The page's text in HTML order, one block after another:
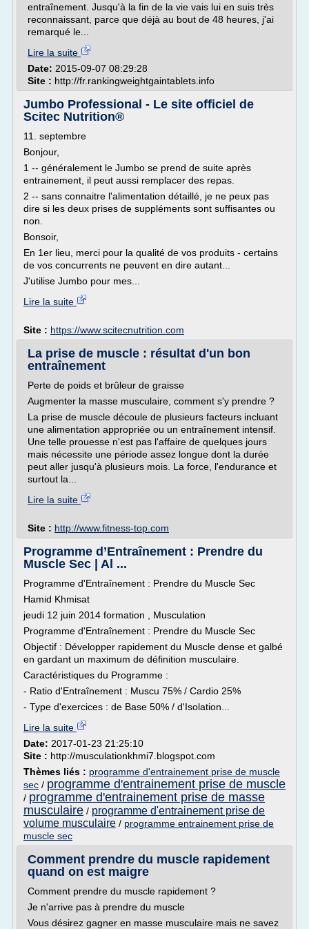
entraînement. Jusqu'à la fin de la vie vais lui en suis très
reconnaissant, parce que déjà au bout de 48 heures, j'ai
remarqué le...
Lire la suite
Date: 2015-09-07 08:29:28
Site : http://fr.rankingweightgaintablets.info
Jumbo Professional - Le site officiel de
Scitec Nutrition®
11. septembre
Bonjour,
1 -- généralement le Jumbo se prend de suite après
entrainement, il peut aussi remplacer des repas.
2 -- sans connaitre l'alimentation détaillé, je ne peux pas
dire si les deux prises de suppléments sont suffisantes ou
non.
Bonsoir,
En 1er lieu, merci pour la qualité de vos produits - certains
de vos concurrents ne peuvent en dire autant...
J'utilise Jumbo pour mes...
Lire la suite
Site : https://www.scitecnutrition.com
La prise de muscle : résultat d'un bon
entraînement
Perte de poids et brûleur de graisse
Augmenter la masse musculaire, comment s'y prendre ?
La prise de muscle découle de plusieurs facteurs incluant
une alimentation appropriée ou un entraînement intensif.
Une telle prouesse n'est pas l'affaire de quelques jours
mais nécessite une période assez longue dont la durée
peut aller jusqu'à plusieurs mois. La force, l'endurance et
surtout la...
Lire la suite
Site : http://www.fitness-top.com
Programme d’Entraînement : Prendre du
Muscle Sec | Al ...
Programme d'Entraînement : Prendre du Muscle Sec
Hamid Khmisat
jeudi 12 juin 2014 formation , Musculation
Programme d'Entraînement : Prendre du Muscle Sec
Objectif : Développer rapidement du Muscle dense et galbé
en gardant un maximum de définition musculaire.
Caractéristiques du Programme :
- Ratio d'Entraînement : Muscu 75% / Cardio 25%
- Type d'exercices : de Base 50% / d'Isolation...
Lire la suite
Date: 2017-01-23 21:25:10
Site : http://musculationkhmi7.blogspot.com
Thèmes liés : programme d'entrainement prise de muscle
sec / programme d'entrainement prise de muscle
/ programme d'entrainement prise de masse
musculaire / programme d'entrainement prise de
volume musculaire / programme entrainement prise de
muscle sec
Comment prendre du muscle rapidement
quand on est maigre
Comment prendre du muscle rapidement ?
Je n'arrive pas à prendre du muscle
Vous désirez gagner en masse musculaire mais ne savez